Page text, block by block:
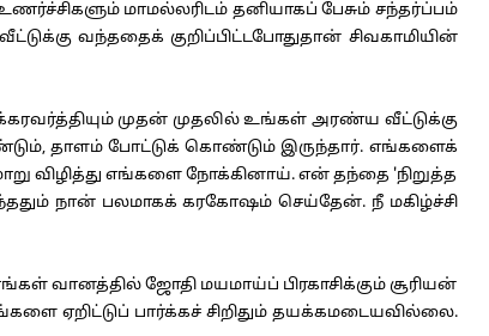
மாமல்லரிடம் தனியாகப் பேசும் சந்தர்ப்பம்
வந்ததைக் குறிப்பிட்டபோதுதான் சிவகாமியின்
முதன் முதலில் உங்கள் அரண்ய வீட்டுக்கு
தாளம் போட்டுக் கொண்டும் இருந்தார். எங்களைக்
விழித்து எங்களை நோக்கினாய். என் தந்தை 'நிறுத்த
நான் பலமாகக் கரகோஷம் செய்தேன். நீ மகிழ்ச்சி
வானத்தில் ஜோதி மயமாய்ப் பிரகாசிக்கும் சூரியன்
ஏறிட்டுப் பார்க்கச் சிறிதும் தயக்கமடையவில்லை.